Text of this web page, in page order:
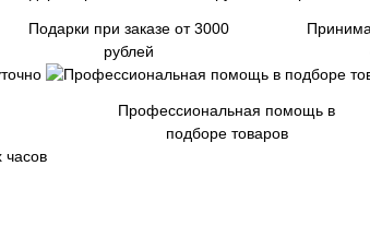
Подарки при заказе от 3000
рублей
Профессиональная помощь в
подборе товаров